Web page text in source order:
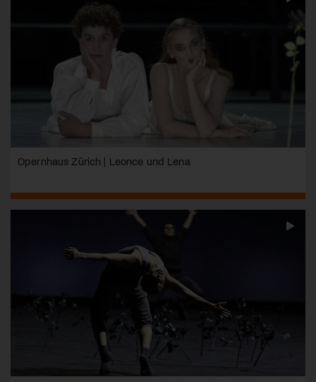
Opernhaus Zürich | Leonce und Lena